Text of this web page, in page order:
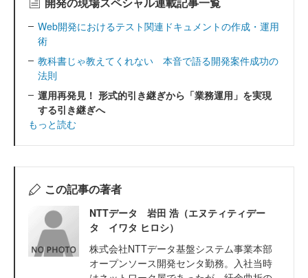
Web開発におけるテスト関連ドキュメントの作成・運用
術
教科書じゃ教えてくれない 本音で語る開発案件成功の
法則
運用再発見！ 形式的引き継ぎから「業務運用」を実現
する引き継ぎへ
もっと読む
この記事の著者
NTTデータ 岩田 浩（エヌティティデー
タ イワタ ヒロシ）
株式会社NTTデータ基盤システム事業本部
オープンソース開発センタ勤務。入社当時